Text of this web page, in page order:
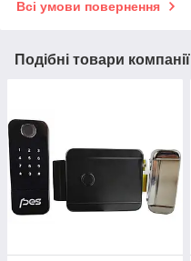
Всі умови повернення
Подібні товари компанії